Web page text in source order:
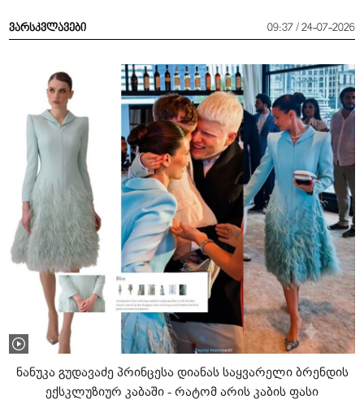
ვარსკვლავები 09:37 / 24-07-2026
ნანუკა გუდავაძე პრინცესა დიანას საყვარელი ბრენდის
ექსკლუზიურ კაბაში - რატომ არის კაბის ფასი